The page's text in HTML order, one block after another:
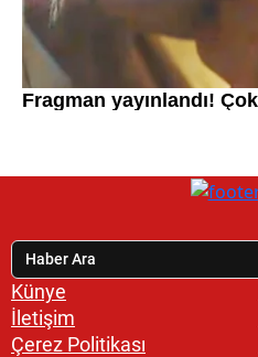
Künye
İletişim
Çerez Politikası